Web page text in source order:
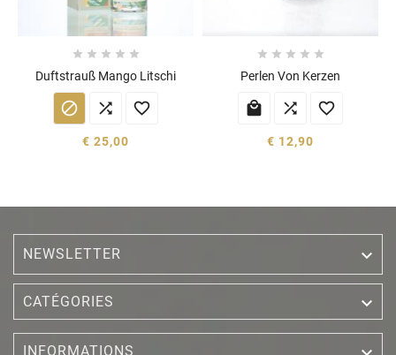
    
Duftstrauß Mango Litschi
  
€ 25,00
    
Perlen Von Kerzen
  
€ 12,90
NEWSLETTER 
CATÉGORIES 
INFORMATIONS